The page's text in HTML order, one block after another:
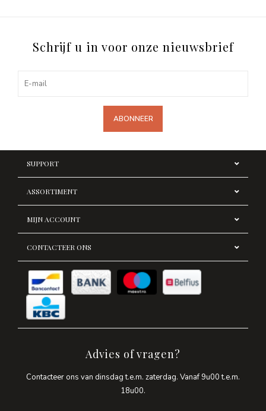
Schrijf u in voor onze nieuwsbrief
ABONNEER
SUPPORT
ASSORTIMENT
MIJN ACCOUNT
CONTACTEER ONS
Advies of vragen?
Contacteer ons van dinsdag t.e.m. zaterdag. Vanaf 9u00 t.e.m.
18u00.